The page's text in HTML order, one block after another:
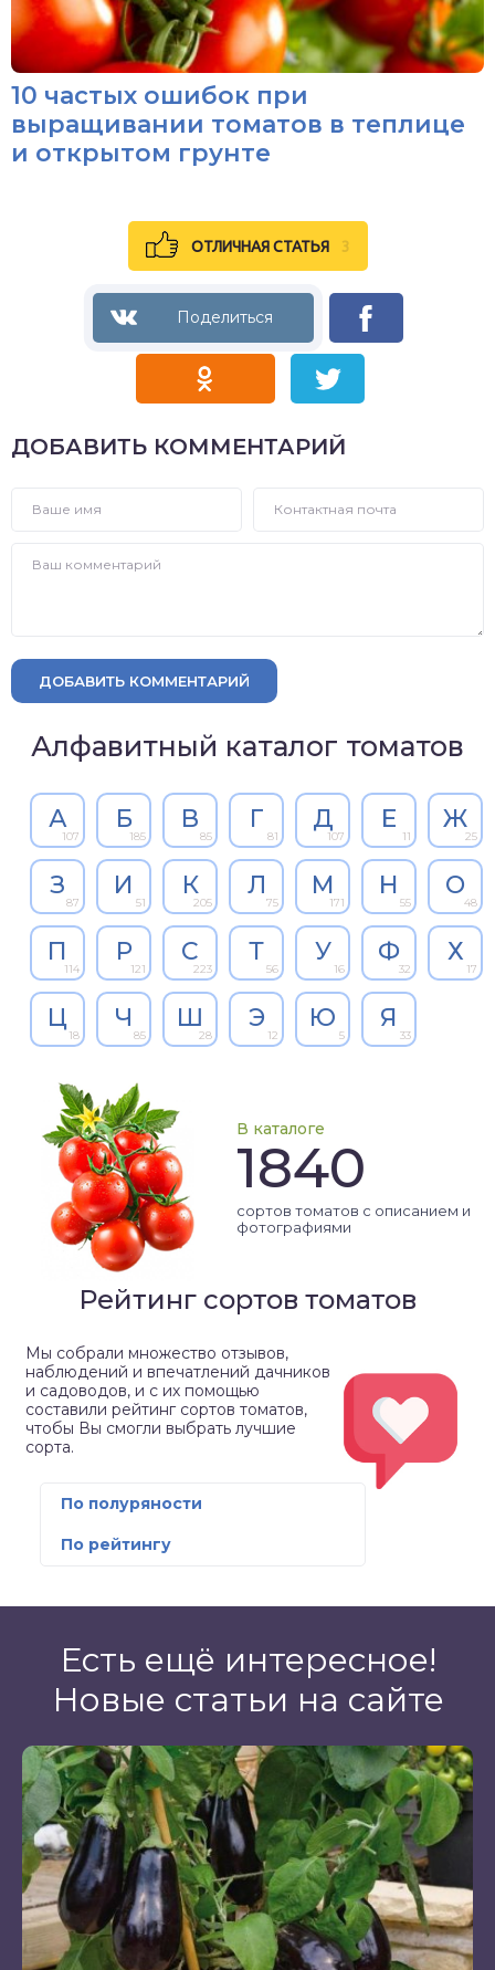
10 частых ошибок при
выращивании томатов в теплице
и открытом грунте
ОТЛИЧНАЯ СТАТЬЯ 3
ДОБАВИТЬ КОММЕНТАРИЙ
ДОБАВИТЬ КОММЕНТАРИЙ
Алфавитный каталог томатов
А
107
Б
185
В
85
Г
81
Д
107
Е
11
Ж
25
З
87
И
51
К
205
Л
75
М
171
Н
55
О
48
П
114
Р
121
С
223
Т
56
У
16
Ф
32
Х
17
Ц
18
Ч
85
Ш
28
Э
12
Ю
5
Я
33
В каталоге
1840
сортов томатов с описанием и
фотографиями
Рейтинг сортов томатов
Мы собрали множество отзывов,
наблюдений и впечатлений дачников
и садоводов, и с их помощью
составили рейтинг сортов томатов,
чтобы Вы смогли выбрать лучшие
сорта.
По полуряности
По рейтингу
Есть ещё интересное!
Новые статьи на сайте